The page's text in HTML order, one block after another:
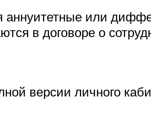
аннуитетные или
в договоре о
версии личного